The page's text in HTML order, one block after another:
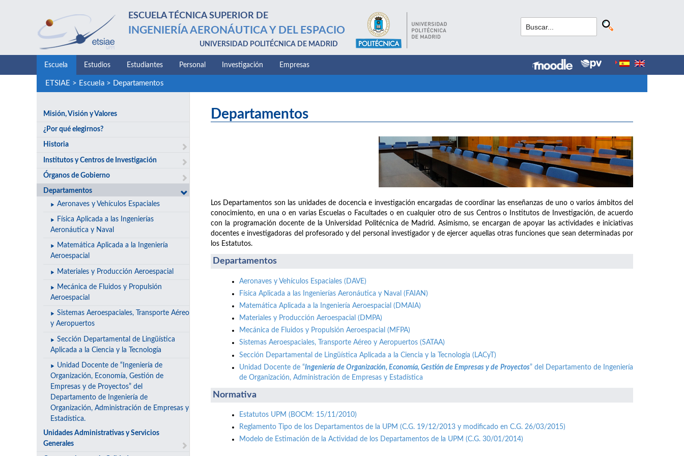
ESCUELA TÉCNICA SUPERIOR DE
INGENIERÍA AERONÁUTICA Y DEL ESPACIO
UNIVERSIDAD POLITÉCNICA DE MADRID
Escuela Estudios Estudiantes Personal Investigación Empresas
ETSIAE > Escuela> Departamentos
Misión, Visión y Valores
¿Por qué elegirnos?
Historia
Institutos y Centros de Investigación
Órganos de Gobierno
Departamentos
Aeronaves y Vehículos Espaciales
Física Aplicada a las Ingenierías
Aeronáutica y Naval
Matemática Aplicada a la Ingeniería
Aeroespacial
Materiales y Producción Aeroespacial
Mecánica de Fluidos y Propulsión
Aeroespacial
Sistemas Aeroespaciales, Transporte Aéreo
y Aeropuertos
Sección Departamental de Lingüística
Aplicada a la Ciencia y la Tecnología
Unidad Docente de “Ingeniería de
Organización, Economía, Gestión de
Empresas y de Proyectos” del
Departamento de Ingeniería de
Organización, Administración de Empresas y
Estadística.
Unidades Administrativas y Servicios
Generales
Departamentos
Los Departamentos son las unidades de docencia e investigación encargadas de coordinar las enseñanzas de uno o varios ámbitos del
conocimiento, en una o en varias Escuelas o Facultades o en cualquier otro de sus Centros o Institutos de Investigación, de acuerdo
con la programación docente de la Universidad Politécnica de Madrid. Asimismo, se encargan de apoyar las actividades e iniciativas
docentes e investigadoras del profesorado y del personal investigador y de ejercer aquellas otras funciones que sean determinadas por
los Estatutos.
Departamentos
Aeronaves y Vehículos Espaciales (DAVE)
Física Aplicada a las Ingenierías Aeronáutica y Naval (FAIAN)
Matemática Aplicada a la Ingeniería Aeroespacial (DMAIA)
Materiales y Producción Aeroespacial (DMPA)
Mecánica de Fluidos y Propulsión Aeroespacial (MFPA)
Sistemas Aeroespaciales, Transporte Aéreo y Aeropuertos (SATAA)
Sección Departamental de Lingüística Aplicada a la Ciencia y la Tecnología (LACyT)
Unidad Docente de “Ingeniería de Organización, Economía, Gestión de Empresas y de Proyectos” del Departamento de Ingeniería
de Organización, Administración de Empresas y Estadística
Normativa
Estatutos UPM (BOCM: 15/11/2010)
Reglamento Tipo de los Departamentos de la UPM (C.G. 19/12/2013 y modificado en C.G. 26/03/2015)
Modelo de Estimación de la Actividad de los Departamentos de la UPM (C.G. 30/01/2014)